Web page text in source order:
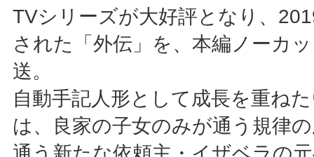
TVシリーズが大好評となり、
された「外伝」を、本編ノーカ
送。
自動手記人形として成長を重ね
は、良家の子女のみが通う規律